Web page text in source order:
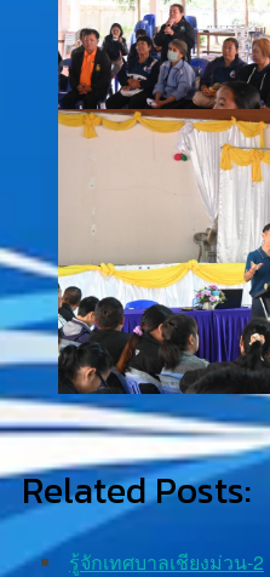
Related Posts:
รู้จักเทศบาลเชียงม่วน-2